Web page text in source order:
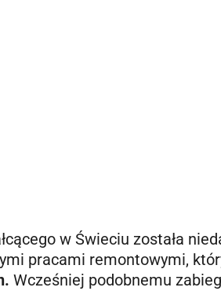
w Świeciu została
pracami remontowymi,
Wcześniej podobnemu